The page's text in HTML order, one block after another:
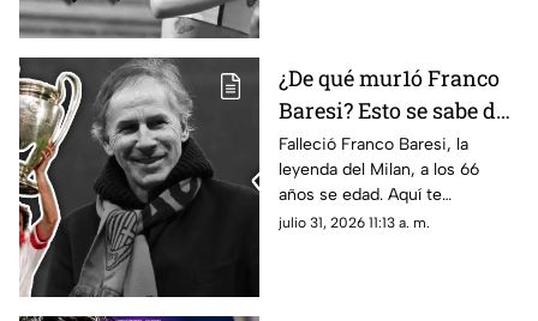
¿De qué mur1ó Franco
Baresi? Esto se sabe del
fallecimiento de la
leyenda del Milan a los
66 años de edad
Falleció Franco Baresi, la
leyenda del Milan, a los 66
años se edad. Aquí te
compartimos todos los
julio 31, 2026 11:13 a. m.